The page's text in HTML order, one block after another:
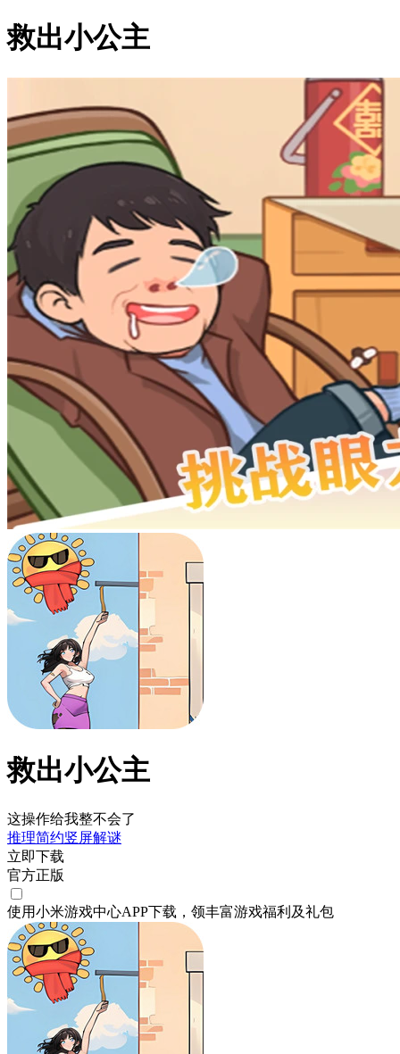
救出小公主
救出小公主
这操作给我整不会了
推理简约竖屏解谜
立即下载
官方正版
使用小米游戏中心APP下载 ，领丰富游戏福利 及礼包